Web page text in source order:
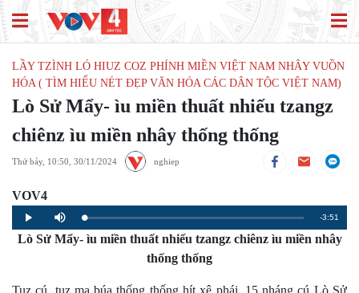
LẦY TZÌNH LÓ HIUZ COZ PHÍNH MIỀN VIỆT NAM NHÂY VUỒN
HÓA ( TÌM HIỂU NÉT ĐẸP VĂN HÓA CÁC DÂN TỘC VIỆT NAM)
Lò Sử Mẩy- ìu miền thuất nhiếu tzangz
chiênz ìu miền nhây thống thống
Thứ bảy, 10:50, 30/11/2024 nghiep
VOV4
Play Mute Loaded:
0%
Progress:
0%
Remaining
Time
-3:51
Lò Sử Mẩy- ìu miền thuất nhiếu tzangz chiênz ìu miền nhây
thống thống